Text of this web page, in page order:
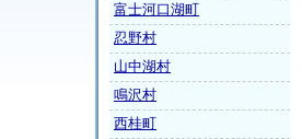
富士河口湖町
忍野村
山中湖村
鳴沢村
西桂町